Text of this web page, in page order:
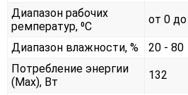
Диапазон рабочих
ремператур, ⁰С
от 0
Диапазон влажности, %
20 - 80
Потребление энергии
(Max), Вт
132